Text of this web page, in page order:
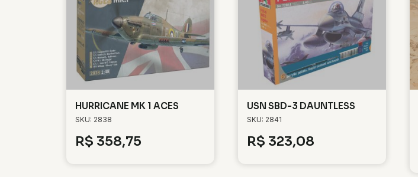
HURRICANE MK 1 ACES
SKU: 2838
R$ 358,75
USN SBD-3 DAUNTLESS
SKU: 2841
R$ 323,08